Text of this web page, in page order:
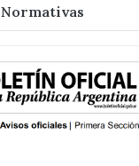
Normativas